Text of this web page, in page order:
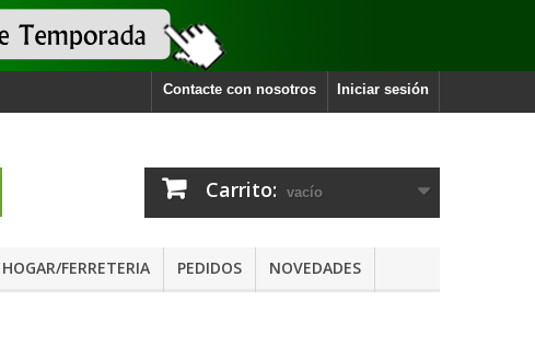
Iniciar sesión
Contacte con nosotros
Carrito: vacío
HOGAR/FERRETERIA PEDIDOS NOVEDADES